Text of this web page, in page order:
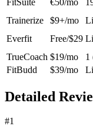
Trainerize
$9+/mo
Everfit
Free/$29
TrueCoach $19/mo 1
FitBudd
$39/mo
Detailed
#1